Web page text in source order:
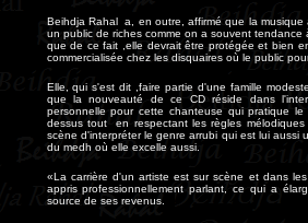
Beihdja Rahal a, en outre, affirmé que la
un public de riches comme on a souvent
que de ce fait ,elle devrait être protégée et bien
commercialisée chez les disquaires où le public
Elle, qui s'est dit ,faire partie d'une famille
que la nouveauté de ce CD réside dans
personnelle pour cette chanteuse qui pratique
dessus tout en respectant les règles
scène d'interpréter le genre arrubi qui est lui aussi
du medh où elle excelle aussi.
«La carrière d'un artiste est sur scène et dans
appris professionnellement parlant, ce qui a
source de ses revenus.